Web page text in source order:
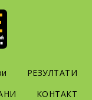
РЕЗУЛТАТИ
КОНТАКТ